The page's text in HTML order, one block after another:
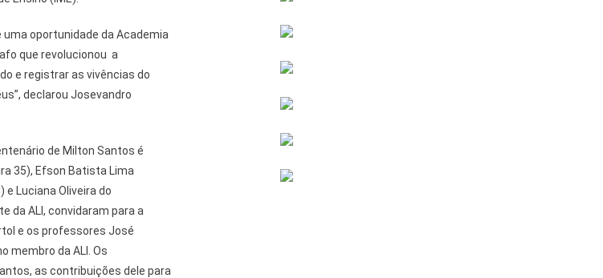
oportunidade da Academia
que revolucionou a
e registrar as vivências do
declarou Josevandro
de Milton Santos é
35), Efson Batista Lima
e Luciana Oliveira do
da ALI, convidaram para a
e os professores José
membro da ALI. Os
as contribuições dele para